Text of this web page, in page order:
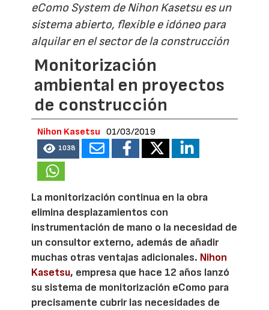
eComo System de Nihon Kasetsu es un
sistema abierto, flexible e idóneo para
alquilar en el sector de la construcción
Monitorización
ambiental en proyectos
de construcción
Nihon Kasetsu 01/03/2019
1038
La monitorización continua en la obra
elimina desplazamientos con
instrumentación de mano o la necesidad de
un consultor externo, además de añadir
muchas otras ventajas adicionales. Nihon
Kasetsu, empresa que hace 12 años lanzó
su sistema de monitorización eComo para
precisamente cubrir las necesidades de